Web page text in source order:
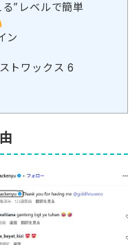
”レベルで簡単
ン
トワックス 6